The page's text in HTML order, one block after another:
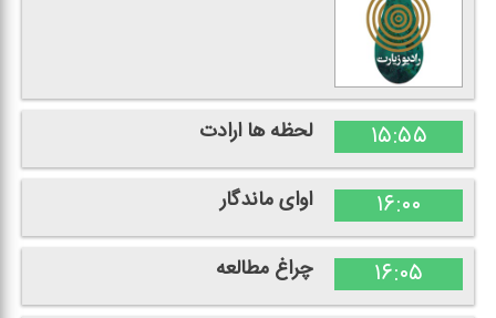
۱۵:۵۵ لحظه ها ارادت
۱۶:۰۰ اوای ماندگار
۱۶:۰۵ چراغ مطالعه